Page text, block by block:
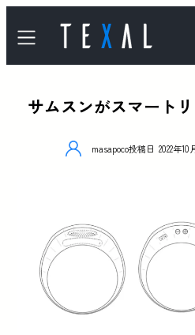
サムスンがスマート
masapoco投稿日 2022年10